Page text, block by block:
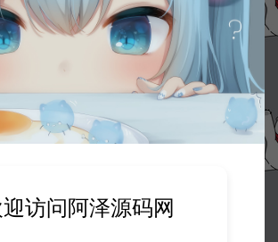
访问阿泽源码网